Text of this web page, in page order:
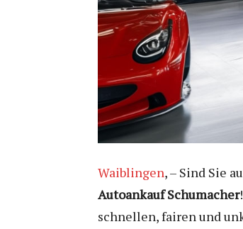
Waiblingen, – Sind Sie
Autoankauf Schumacher
schnellen, fairen und